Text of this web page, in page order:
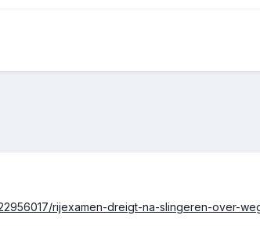
rijexamen-dreigt-na-slingeren-over-